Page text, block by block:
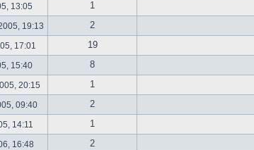
13:05
1
19:13
2
17:01
19
15:40
8
20:15
1
09:40
2
14:11
1
16:48
2